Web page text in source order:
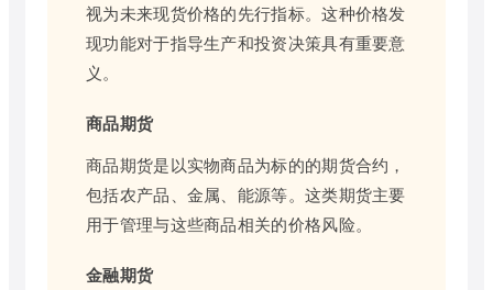
视为未来现货价格的先行指标。这种价格发
现功能对于指导生产和投资决策具有重要意
义。
商品期货
商品期货是以实物商品为标的的期货合约，
包括农产品、金属、能源等。这类期货主要
用于管理与这些商品相关的价格风险。
金融期货